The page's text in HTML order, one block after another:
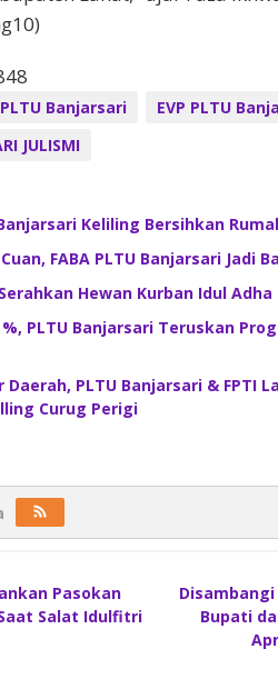
PLTU Banjarsari
EVP PLTU
JULISMI
Keliling Bersihkan
FABA PLTU Banjarsari Jadi
Hewan Kurban Idul Adha
PLTU Banjarsari Teruskan
Daerah, PLTU Banjarsari & FPTI
Curug Perigi
Pasokan
Salat Idulfitri
Bupati